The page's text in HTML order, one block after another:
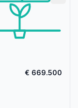
€ 669.500